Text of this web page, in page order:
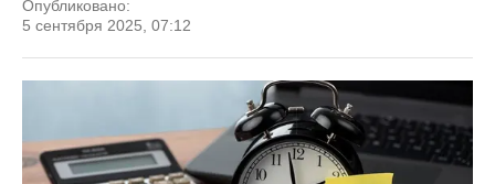
Опубликовано:
5 сентября 2025, 07:12